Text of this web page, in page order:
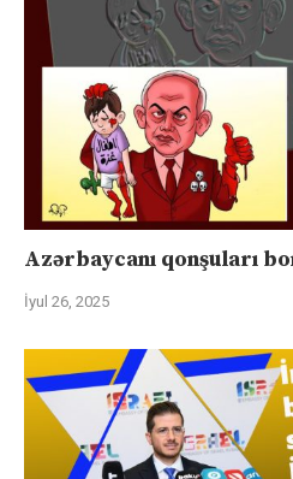
Azərbaycanı qonşuları
İyul 26, 2025